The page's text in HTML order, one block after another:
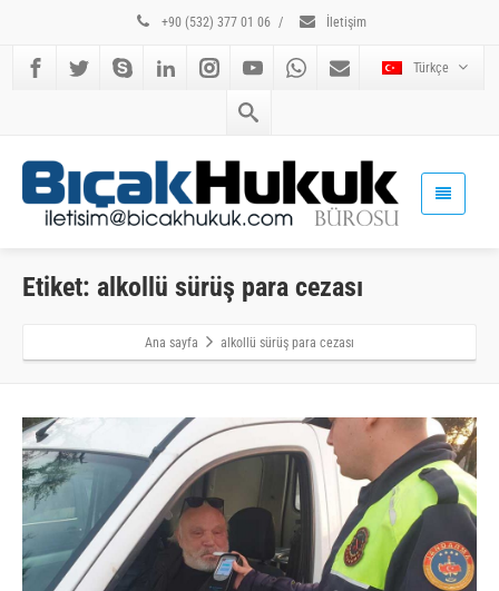
+90 (532) 377 01 06 / İletişim
Türkçe
Etiket: alkollü sürüş para cezası
Ana sayfa alkollü sürüş para cezası